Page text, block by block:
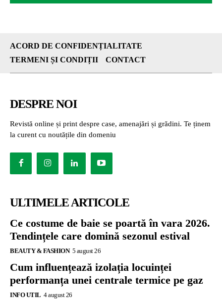
ACORD DE CONFIDENȚIALITATE
TERMENI ȘI CONDIȚII
CONTACT
DESPRE NOI
Revistă online și print despre case, amenajări și grădini. Te ținem
la curent cu noutățile din domeniu
ULTIMELE ARTICOLE
Ce costume de baie se poartă în vara 2026.
Tendințele care domină sezonul estival
BEAUTY & FASHION 5 august 26
Cum influențează izolația locuinței
performanța unei centrale termice pe gaz
INFO UTIL 4 august 26